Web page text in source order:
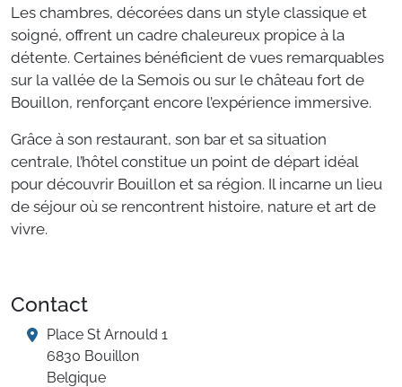
Les chambres, décorées dans un style classique et
soigné, offrent un cadre chaleureux propice à la
détente. Certaines bénéficient de vues remarquables
sur la vallée de la Semois ou sur le château fort de
Bouillon, renforçant encore l’expérience immersive.
Grâce à son restaurant, son bar et sa situation
centrale, l’hôtel constitue un point de départ idéal
pour découvrir Bouillon et sa région. Il incarne un lieu
de séjour où se rencontrent histoire, nature et art de
vivre.
Contact
Place St Arnould 1
6830 Bouillon
Belgique